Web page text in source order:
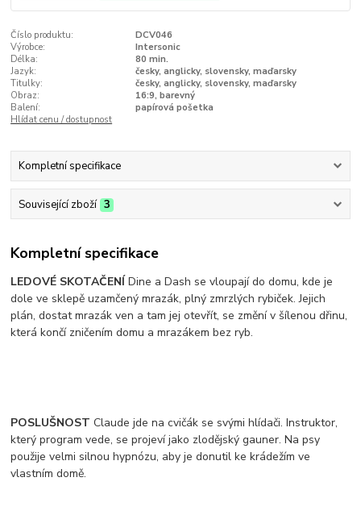
Číslo produktu:
DCV046
Výrobce:
Intersonic
Délka:
80 min.
Jazyk:
česky, anglicky, slovensky, maďarsky
Titulky:
česky, anglicky, slovensky, maďarsky
Obraz:
16:9, barevný
Balení:
papírová pošetka
Hlídat cenu / dostupnost
Kompletní specifikace
Související zboží 3
Kompletní specifikace
LEDOVÉ SKOTAČENÍDine a Dash se vloupají do domu, kde je
dole ve sklepě uzamčený mrazák, plný zmrzlých rybiček. Jejich
plán, dostat mrazák ven a tam jej otevřít, se změní v šílenou dřinu,
která končí zničením domu a mrazákem bez ryb.
POSLUŠNOSTClaude jde na cvičák se svými hlídači. Instruktor,
který program vede, se projeví jako zlodějský gauner. Na psy
použije velmi silnou hypnózu, aby je donutil ke krádežím ve
vlastním domě.